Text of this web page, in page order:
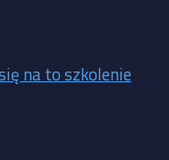
na to szkolenie